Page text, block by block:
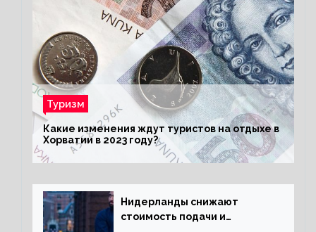
Туризм
Какие изменения ждут туристов на отдыхе в
Хорватии в 2023 году?
Нидерланды снижают
стоимость подачи и